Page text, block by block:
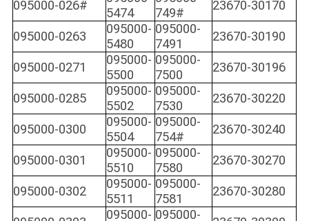
095000-026#
5474
749#
23670-30170
095000-0263
095000-
5480
095000-
7491
23670-30190
095000-0271
095000-
5500
095000-
7500
23670-30196
095000-0285
095000-
5502
095000-
7530
23670-30220
095000-0300
095000-
5504
095000-
754#
23670-30240
095000-0301
095000-
5510
095000-
7580
23670-30270
095000-0302
095000-
5511
095000-
7581
23670-30280
095000- 095000-